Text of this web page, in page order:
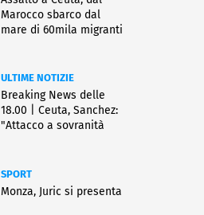
Marocco sbarco dal
mare di 60mila migranti
ULTIME NOTIZIE
Breaking News delle
18.00 | Ceuta, Sanchez:
"Attacco a sovranità
SPORT
Monza, Juric si presenta